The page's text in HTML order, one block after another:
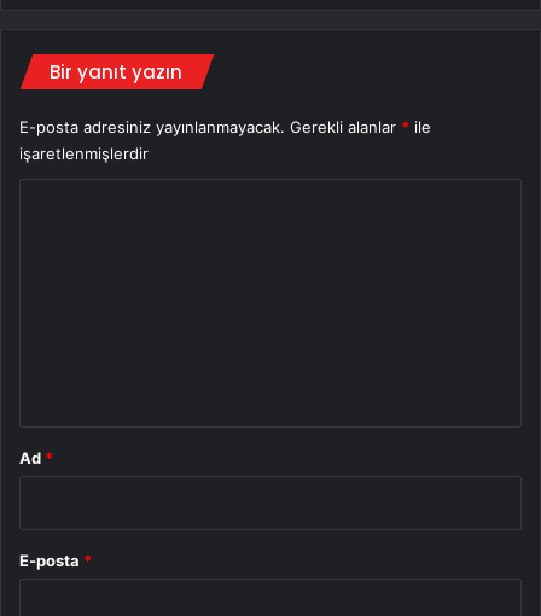
Bir yanıt yazın
E-posta adresiniz yayınlanmayacak. Gerekli alanlar * ile
işaretlenmişlerdir
Ad *
E-posta *